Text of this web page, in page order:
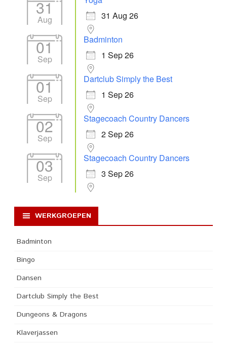
31
Aug
31 Aug 26
01
Sep
Badminton
1 Sep 26
01
Sep
Dartclub Simply the Best
1 Sep 26
02
Sep
Stagecoach Country Dancers
2 Sep 26
03
Sep
Stagecoach Country Dancers
3 Sep 26
WERKGROEPEN
Badminton
Bingo
Dansen
Dartclub Simply the Best
Dungeons & Dragons
Klaverjassen